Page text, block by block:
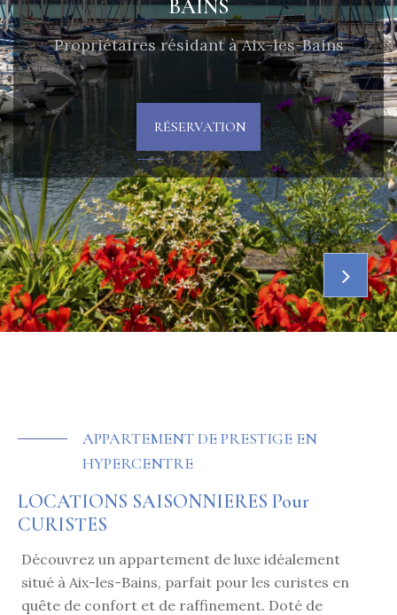
2 à 4 personnes. Acceptons animaux de
compagnie
SITUATION EN SAVOIR PLUS
APPARTEMENT DE PRESTIGE EN
HYPERCENTRE
LOCATIONS SAISONNIERES Pour
CURISTES
Découvrez un appartement de luxe idéalement
situé à Aix-les-Bains, parfait pour les curistes en
quête de confort et de raffinement. Doté de